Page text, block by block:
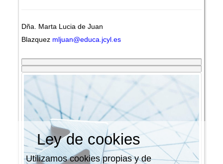
Dña. Marta Lucia de Juan
Blazquez mljuan@educa.jcyl.es
Ley de cookies
Utilizamos cookies propias y de